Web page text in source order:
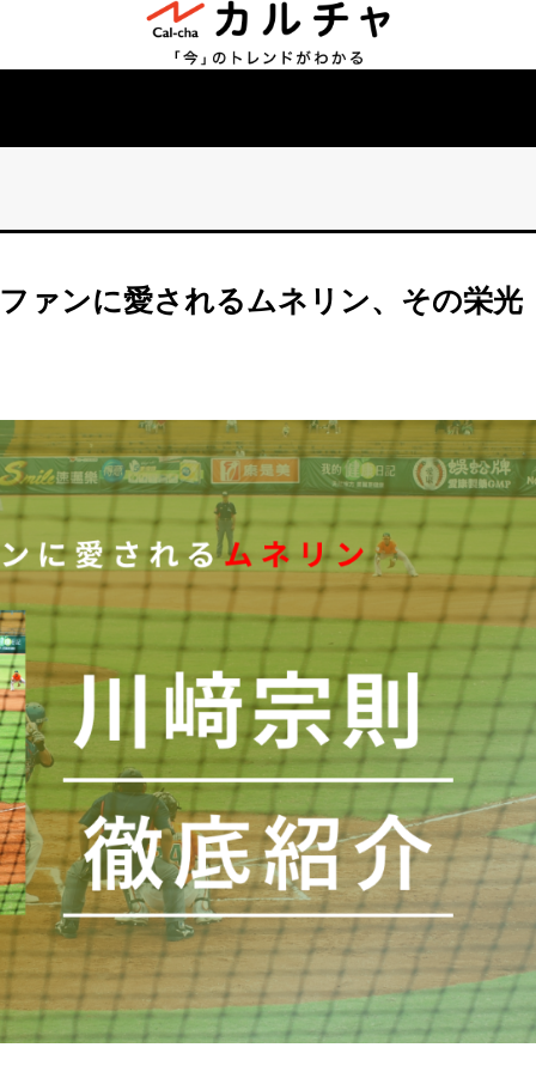
ァンに愛されるムネリン、その栄光